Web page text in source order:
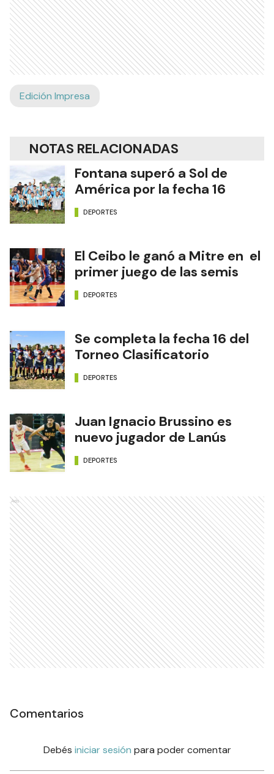
Edición Impresa
NOTAS RELACIONADAS
Fontana superó a Sol de
América por la fecha 16
DEPORTES
El Ceibo le ganó a Mitre en el
primer juego de las semis
DEPORTES
Se completa la fecha 16 del
Torneo Clasificatorio
DEPORTES
Juan Ignacio Brussino es
nuevo jugador de Lanús
DEPORTES
Ads
Comentarios
Debés iniciar sesión para poder comentar